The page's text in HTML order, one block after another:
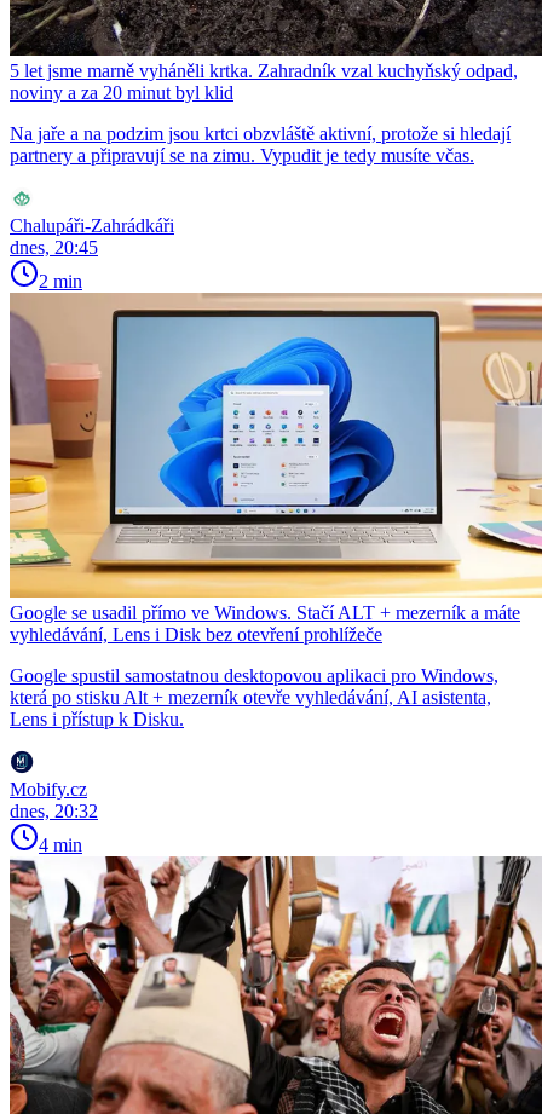
5 let jsme marně vyháněli krtka. Zahradník vzal kuchyňský odpad,
noviny a za 20 minut byl klid
Na jaře a na podzim jsou krtci obzvláště aktivní, protože si hledají
partnery a připravují se na zimu. Vypudit je tedy musíte včas.
Chalupáři-Zahrádkáři
dnes, 20:45
2 min
Google se usadil přímo ve Windows. Stačí ALT + mezerník a máte
vyhledávání, Lens i Disk bez otevření prohlížeče
Google spustil samostatnou desktopovou aplikaci pro Windows,
která po stisku Alt + mezerník otevře vyhledávání, AI asistenta,
Lens i přístup k Disku.
Mobify.cz
dnes, 20:32
4 min